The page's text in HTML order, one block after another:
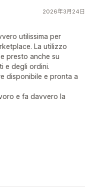
2026年3月24日
utilissima per
La utilizzo
presto anche su
e degli ordini.
disponibile e pronta a
e fa davvero la